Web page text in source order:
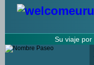
Su viaje por